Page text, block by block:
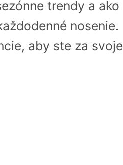
trendy a ako
nosenie.
aby ste za svoje